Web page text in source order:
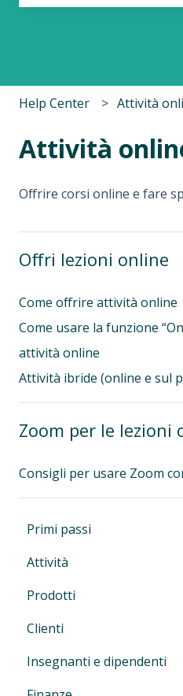
Help Center Attività
Attività
Offrire corsi online e fare
Offri lezioni online
Come offrire attività online
Come usare la funzione
attività online
Attività ibride (online e sul
Zoom per le lezioni
Consigli per usare Zoom
Primi passi
Primi passi
Navigazione nel
Autenticazione a più
Eversports Manager
Attività
Introduzione alle attività
Lezioni e allenamenti
Corsi, workshop,
Prodotti
Introduzione
Carnet e abbonamenti
Clienti
Introduzione
Insegnanti e dipendenti